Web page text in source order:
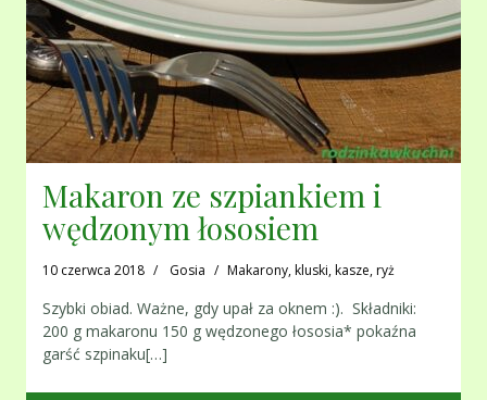
Makaron ze szpiankiem i
wędzonym łososiem
10 czerwca 2018 Gosia Makarony, kluski, kasze, ryż
Szybki obiad. Ważne, gdy upał za oknem :). Składniki:
200 g makaronu 150 g wędzonego łososia* pokaźna
garść szpinaku[…]